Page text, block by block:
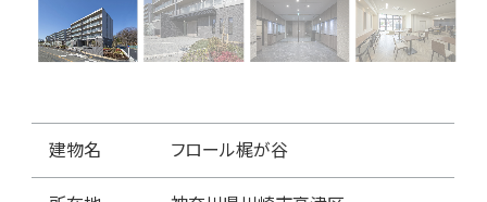
建物名 フロール梶が谷